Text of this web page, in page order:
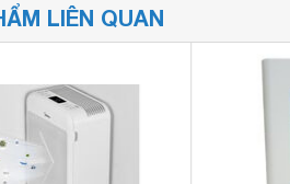
LIÊN QUAN